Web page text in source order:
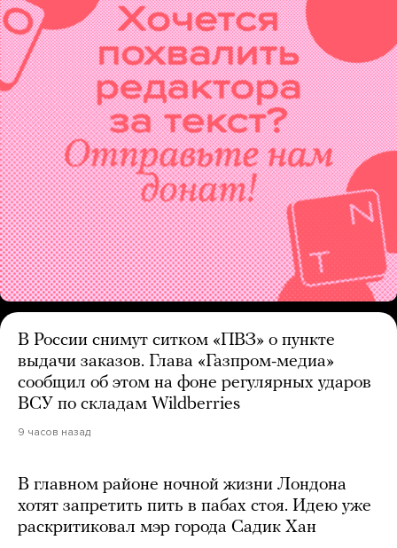
В России снимут ситком «ПВЗ» о пункте
выдачи заказов. Глава «Газпром-медиа»
сообщил об этом на фоне регулярных ударов
ВСУ по складам Wildberries
9 часов назад
В главном районе ночной жизни Лондона
хотят запретить пить в пабах стоя. Идею уже
раскритиковал мэр города Садик Хан